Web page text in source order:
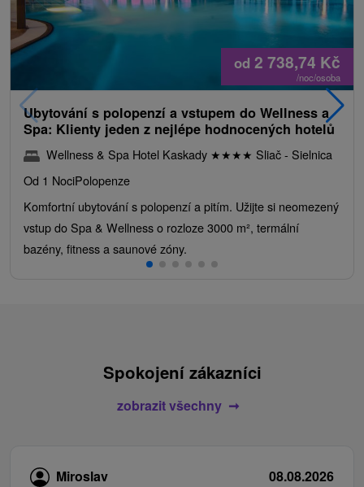
od 2 738,74 Kč
/noc/osoba
Ubytování s polopenzí a vstupem do Wellness a
Spa: Klienty jeden z nejlépe hodnocených hotelů
Wellness & Spa Hotel Kaskady ★★★★ Sliač - Sielnica
Od 1 NociPolopenze
Komfortní ubytování s polopenzí a pitím. Užijte si neomezený
vstup do Spa & Wellness o rozloze 3000 m², termální
bazény, fitness a saunové zóny.
Spokojení zákazníci
zobrazit všechny
Miroslav
08.08.2026